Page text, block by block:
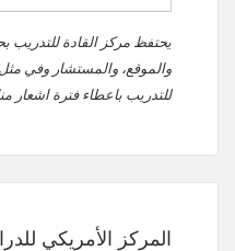
يحتفظ مركز القادة للتدريب
والموقع، والمستشار وفي مثل
للتدريب باعطاء فترة اشعار
المركز الأمريكي